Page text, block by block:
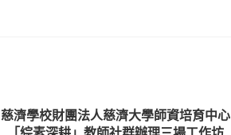
慈濟學校財團法人慈濟大學師資培育中心